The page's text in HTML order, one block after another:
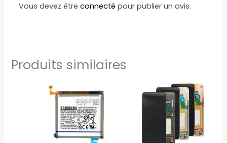
Vous devez êtreconnecté pour publier un avis.
Produits similaires
produit
a
plusieurs
variations.
Les